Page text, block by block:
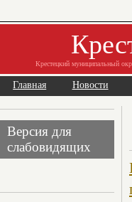
Крестецкий муниципальный
Главная Новости
Версия для
слабовидящих